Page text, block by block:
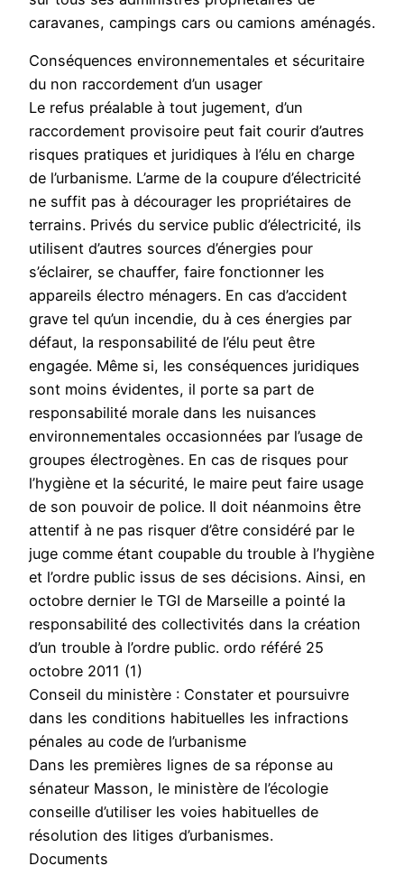
caravanes, campings cars ou camions aménagés.
Conséquences environnementales et sécuritaire
du non raccordement d’un usager
Le refus préalable à tout jugement, d’un
raccordement provisoire peut fait courir d’autres
risques pratiques et juridiques à l’élu en charge
de l’urbanisme. L’arme de la coupure d’électricité
ne suffit pas à décourager les propriétaires de
terrains. Privés du service public d’électricité, ils
utilisent d’autres sources d’énergies pour
s’éclairer, se chauffer, faire fonctionner les
appareils électro ménagers. En cas d’accident
grave tel qu’un incendie, du à ces énergies par
défaut, la responsabilité de l’élu peut être
engagée. Même si, les conséquences juridiques
sont moins évidentes, il porte sa part de
responsabilité morale dans les nuisances
environnementales occasionnées par l’usage de
groupes électrogènes. En cas de risques pour
l’hygiène et la sécurité, le maire peut faire usage
de son pouvoir de police. Il doit néanmoins être
attentif à ne pas risquer d’être considéré par le
juge comme étant coupable du trouble à l’hygiène
et l’ordre public issus de ses décisions. Ainsi, en
octobre dernier le TGI de Marseille a pointé la
responsabilité des collectivités dans la création
d’un trouble à l’ordre public. ordo référé 25
octobre 2011 (1)
Conseil du ministère : Constater et poursuivre
dans les conditions habituelles les infractions
pénales au code de l’urbanisme
Dans les premières lignes de sa réponse au
sénateur Masson, le ministère de l’écologie
conseille d’utiliser les voies habituelles de
résolution des litiges d’urbanismes.
Documents